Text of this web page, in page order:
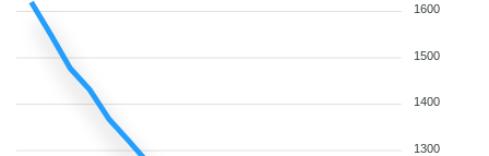
1600
1500
1400
1300